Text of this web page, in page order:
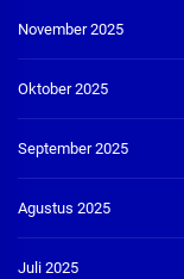
November 2025
Oktober 2025
September 2025
Agustus 2025
Juli 2025